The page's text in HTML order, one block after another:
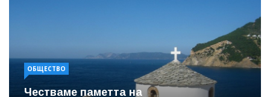
ОБЩЕСТВО
Честваме паметта на